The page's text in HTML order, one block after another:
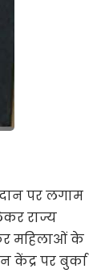
पर लगाम
राज्य
महिलाओं के
केंद्र पर बुर्का